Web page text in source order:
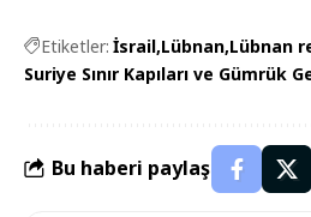
Etiketler: İsrail Lübnan Lübnan
Suriye Sınır Kapıları ve Gümrük
Bu haberi paylaş